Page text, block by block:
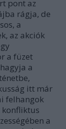
pont az
rágja, de
a
az akciók
a füzet
a
itt már
felhangok
konfliktus
a